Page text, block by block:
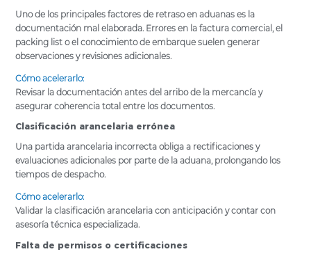
Uno de los principales factores de retraso en aduanas es la
documentación mal elaborada. Errores en la factura comercial, el
packing list o el conocimiento de embarque suelen generar
observaciones y revisiones adicionales.
Cómo acelerarlo:
Revisar la documentación antes del arribo de la mercancía y
asegurar coherencia total entre los documentos.
Clasificación arancelaria errónea
Una partida arancelaria incorrecta obliga a rectificaciones y
evaluaciones adicionales por parte de la aduana, prolongando los
tiempos de despacho.
Cómo acelerarlo:
Validar la clasificación arancelaria con anticipación y contar con
asesoría técnica especializada.
Falta de permisos o certificaciones